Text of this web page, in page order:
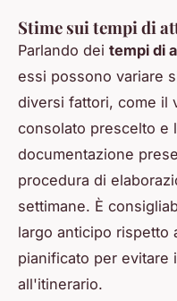
Stime sui tempi di
Parlando dei tempi di
essi possono variare
diversi fattori, come il
consolato prescelto e
documentazione
procedura di
settimane. È
largo anticipo rispetto
pianificato per evitare
all'itinerario.